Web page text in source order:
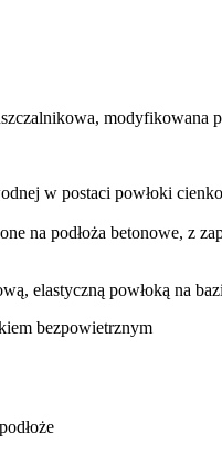
modyfikowana
w postaci powłoki
na podłoża betonowe, z
elastyczną powłoką na
bezpowietrznym